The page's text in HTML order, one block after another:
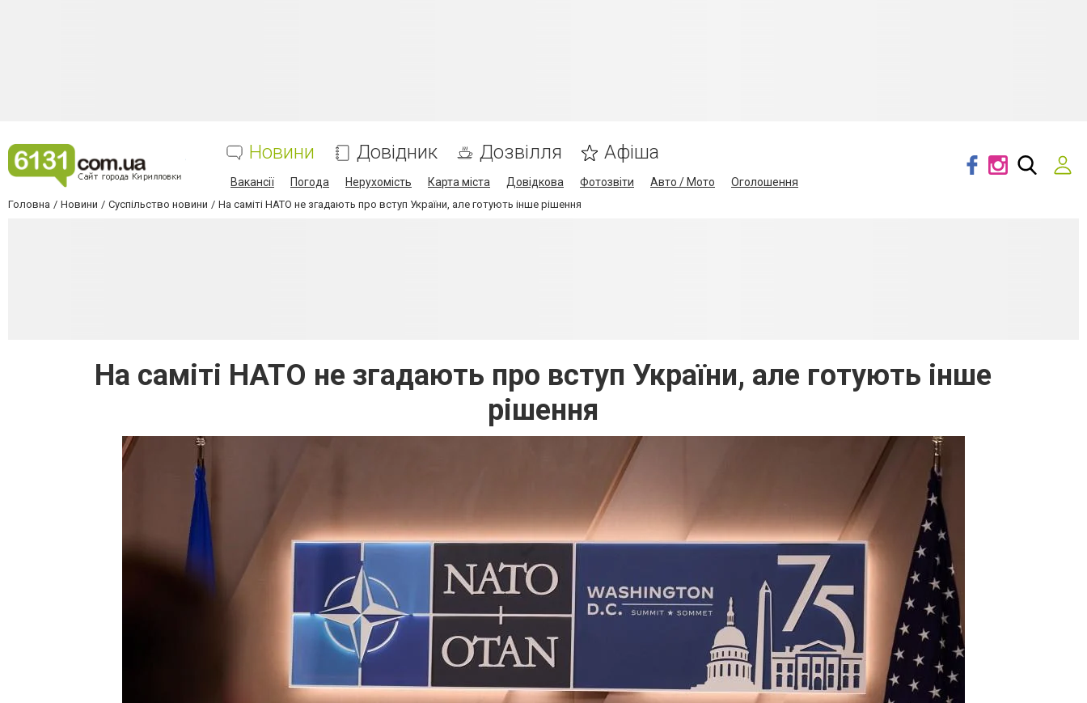
Новини Довідник Дозвілля Афіша
Вакансії Погода Нерухомість Карта міста Довідкова Фотозвіти Авто / Мото Оголошення
Головна Новини Суспільство новини На саміті НАТО не згадають про вступ України, але готують інше рішення
На саміті НАТО не згадають про вступ України, але готують інше
рішення